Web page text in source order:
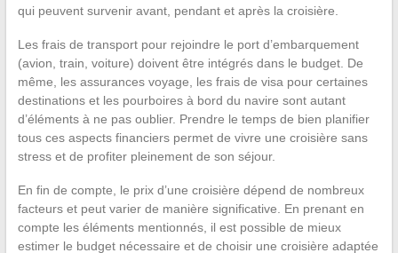
qui peuvent survenir avant, pendant et après la croisière.
Les frais de transport pour rejoindre le port d’embarquement
(avion, train, voiture) doivent être intégrés dans le budget. De
même, les assurances voyage, les frais de visa pour certaines
destinations et les pourboires à bord du navire sont autant
d’éléments à ne pas oublier. Prendre le temps de bien planifier
tous ces aspects financiers permet de vivre une croisière sans
stress et de profiter pleinement de son séjour.
En fin de compte, le prix d’une croisière dépend de nombreux
facteurs et peut varier de manière significative. En prenant en
compte les éléments mentionnés, il est possible de mieux
estimer le budget nécessaire et de choisir une croisière adaptée